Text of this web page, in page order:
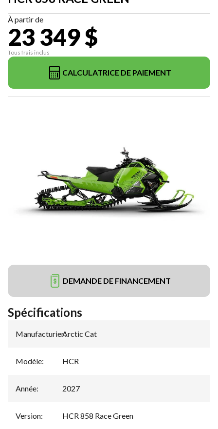
À partir de
23 349 $
Tous frais inclus
CALCULATRICE DE PAIEMENT
DEMANDE DE FINANCEMENT
Spécifications
Manufacturier:
Arctic Cat
Modèle: HCR
Année: 2027
Version: HCR 858 Race Green